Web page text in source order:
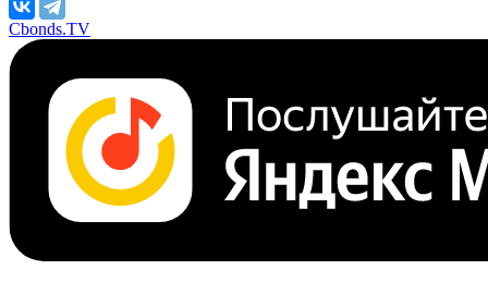
***/
Поделиться
Cbonds.TV